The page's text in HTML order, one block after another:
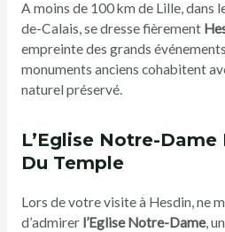
A moins de 100 km de Lille, dans
de-Calais, se dresse fièrement
empreinte des grands
monuments anciens cohabitent
naturel préservé.
L’Eglise Notre-
Du Temple
Lors de votre visite à Hesdin, ne
d’admirer l’Eglise Notre-Dame,